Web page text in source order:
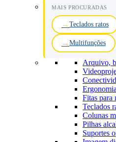
MAIS PROCURADAS
Teclados ratos
Multifunções
Arquivo,
Ergonomia
Fitas para
Teclados
Colunas
Pilhas
Suportes